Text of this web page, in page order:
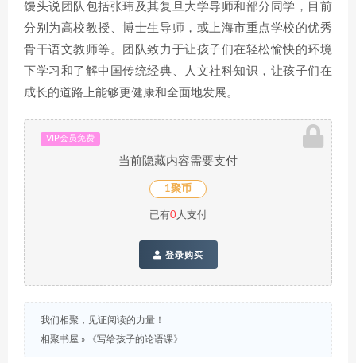
馒头说团队包括张玮及其复旦大学导师和部分同学，目前
分别为高校教授、博士生导师，或上海市重点学校的优秀
骨干语文教师等。团队致力于让孩子们在轻松愉快的环境
下学习和了解中国传统经典、人文社科知识，让孩子们在
成长的道路上能够更健康和全面地发展。
VIP会员免费
当前隐藏内容需要支付
1聚币
已有0人支付
登录购买
我们相聚，见证阅读的力量！
相聚书屋 » 《写给孩子的论语课》